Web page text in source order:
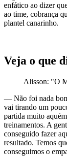
enfático ao dizer
ao time, cobrança
plantel canarinho.
Veja o que
Alisson: "O
— Não foi nada
vai tirando um
partida muito
treinamentos. A
conseguido fazer
resultado. Temos
conseguimos o